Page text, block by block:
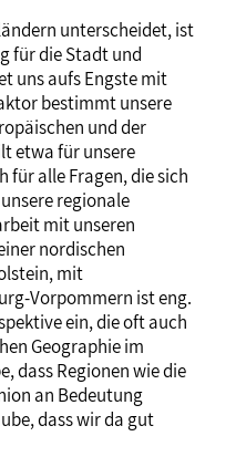
unterscheidet, ist
für die Stadt und
uns aufs Engste mit
bestimmt unsere
und der
etwa für unsere
für alle Fragen, die sich
regionale
mit unseren
nordischen
mit
Vorpommern ist eng.
ein, die oft auch
Geographie im
dass Regionen wie die
an Bedeutung
dass wir da gut